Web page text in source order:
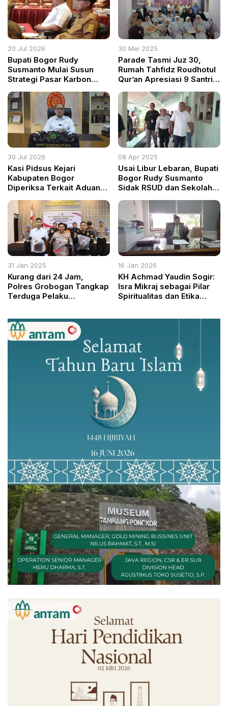
20 Jul 2026
Bupati Bogor Rudy
Susmanto Mulai Susun
Strategi Pasar Karbon
Hijau Daerah
30 Mei 2025
Parade Tasmi Juz 30,
Rumah Tahfidz Roudhotul
Qur’an Apresiasi 9 Santri
30 Jul 2026
Kasi Pidsus Kejari
Kabupaten Bogor
Diperiksa Terkait Aduan
Tunggu Hasil Klarifikasi
08 Apr 2025
Usai Libur Lebaran, Bupati
Bogor Rudy Susmanto
Sidak RSUD dan Sekolah,
Bangun Layanan Publik
Berkualitas
31 Jan 2025
Kurang dari 24 Jam,
Polres Grobogan Tangkap
Terduga Pelaku
16 Jan 2026
KH Achmad Yaudin Sogir:
Isra Mikraj sebagai Pilar
Spiritualitas dan Etika